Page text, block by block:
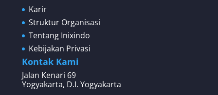
Karir
Struktur Organisasi
Tentang Inixindo
Kebijakan Privasi
Kontak Kami
Jalan Kenari 69
Yogyakarta, D.I. Yogyakarta